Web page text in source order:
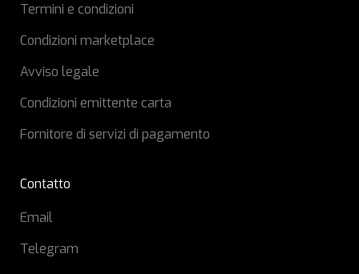
Termini e condizioni
Condizioni marketplace
Avviso legale
Condizioni emittente carta
Fornitore di servizi di pagamento
Contatto
Email
Telegram